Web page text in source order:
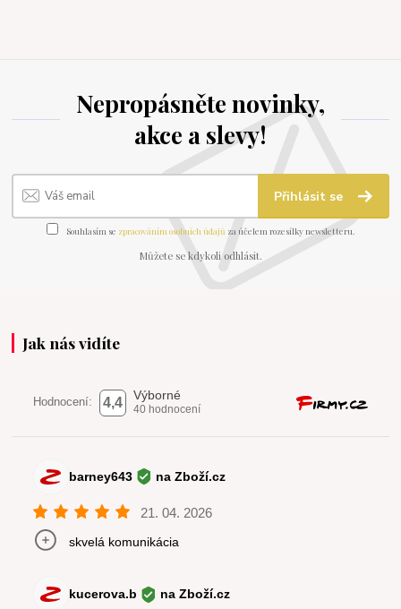
Nepropásněte novinky,
akce a slevy!
Přihlásit se
Souhlasím se zpracováním osobních údajů za účelem rozesílky newsletteru.
Můžete se kdykoli odhlásit.
Jak nás vidíte